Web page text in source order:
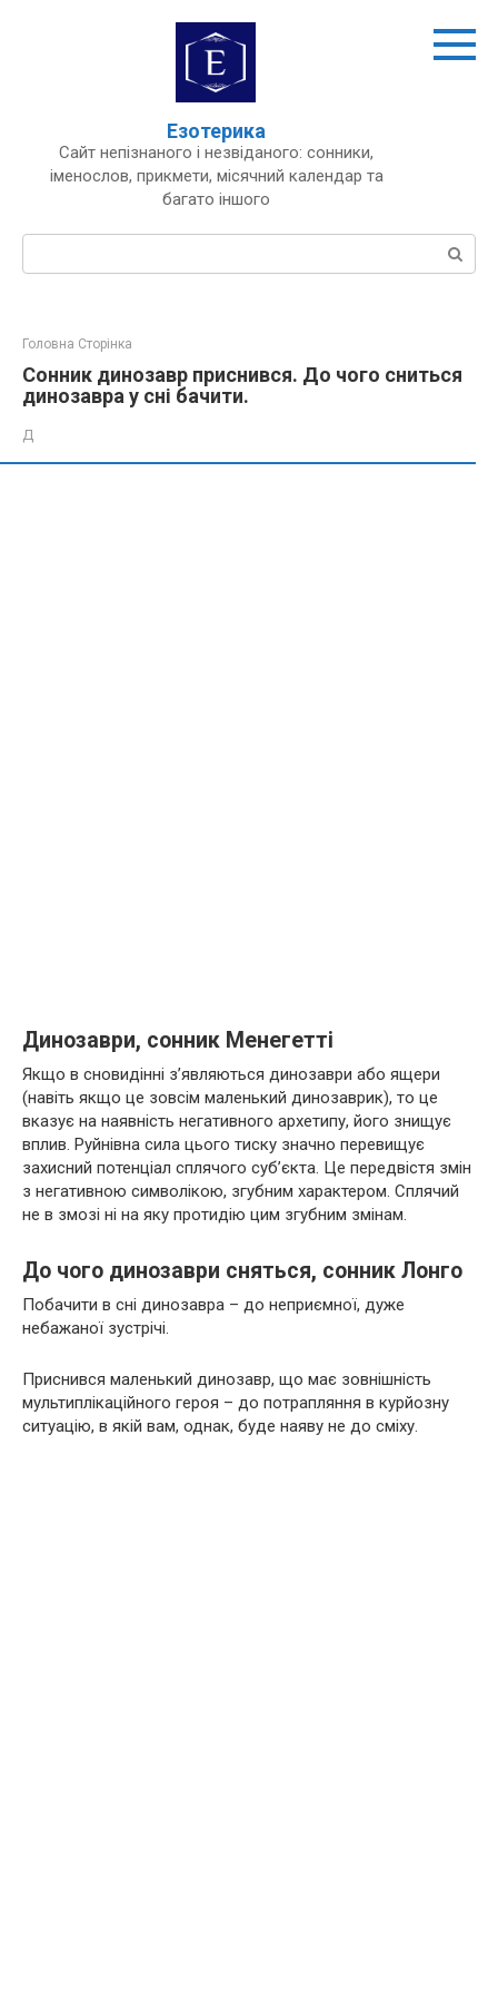
Езотерика
Сайт непізнаного і незвіданого: сонники,
іменослов, прикмети, місячний календар та
багато іншого
Пошук:
Головна Сторінка
Сонник динозавр приснився. До чого сниться
динозавра у сні бачити.
Д
Динозаври, сонник Менегетті
Якщо в сновидінні з’являються динозаври або ящери
(навіть якщо це зовсім маленький динозаврик), то це
вказує на наявність негативного архетипу, його знищує
вплив. Руйнівна сила цього тиску значно перевищує
захисний потенціал сплячого суб’єкта. Це передвістя змін
з негативною символікою, згубним характером. Сплячий
не в змозі ні на яку протидію цим згубним змінам.
До чого динозаври сняться, сонник Лонго
Побачити в сні динозавра – до неприємної, дуже
небажаної зустрічі.
Приснився маленький динозавр, що має зовнішність
мультиплікаційного героя – до потрапляння в курйозну
ситуацію, в якій вам, однак, буде наяву не до сміху.